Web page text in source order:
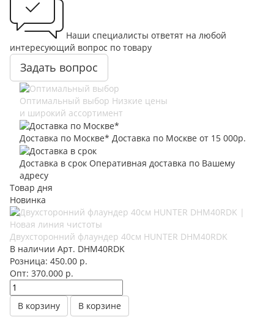
Наши специалисты ответят на любой
интересующий вопрос по товару
Задать вопрос
Оптимальный выбор Низкие цены
и широкий ассортимент
Доставка по Москве* Доставка по Москве от 15 000р.
Доставка в срок Оперативная доставка по Вашему
адресу
Товар дня
Новинка
Двухсторонний флаундер 40см HUNTER DHM40RDK
В наличии Арт. DHM40RDK
Розница: 450.00 р.
Опт: 370.000 р.
В корзину В корзине